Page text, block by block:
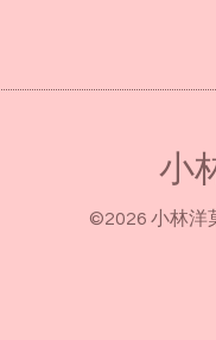
小
©2026 小林洋